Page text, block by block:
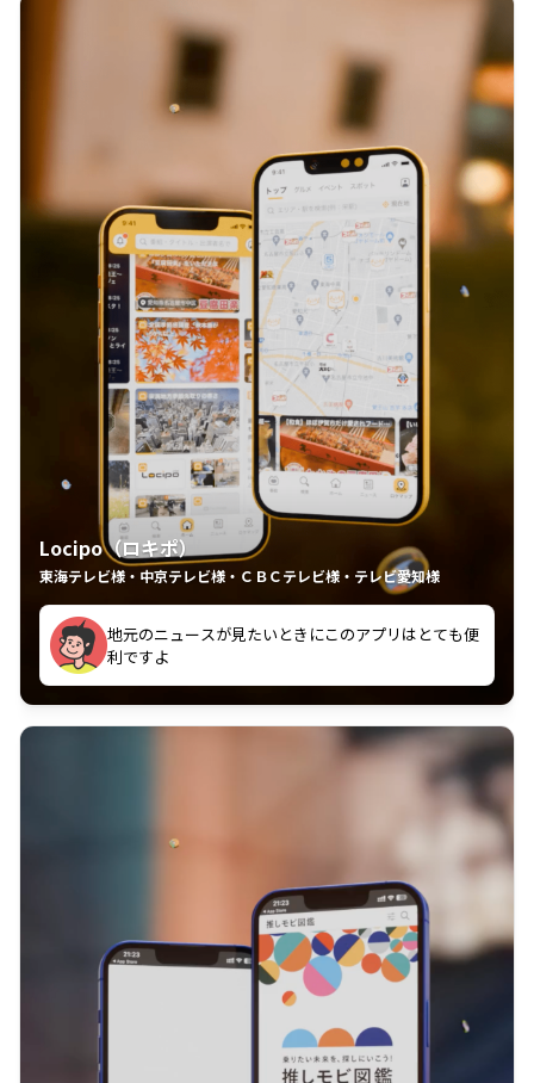
Locipo（ロキポ）
東海テレビ様・中京テレビ様・ＣＢＣテレビ様・テレビ愛知様
中京テレビのおもしろ番組が視聴可能地域外からも見
れるの嬉しいポイント
いつも利用させていただいております！